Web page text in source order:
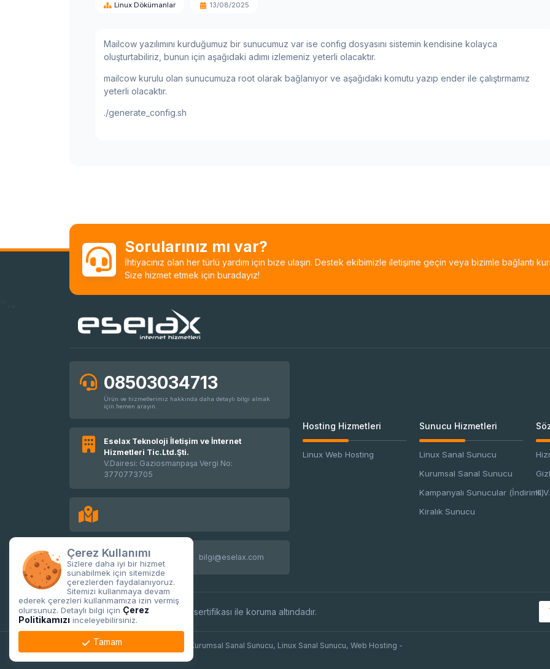
Linux Dökümanlar 13/08/2025
Mailcow yazılımını kurduğumuz bir sunucumuz var ise config dosyasını sistemin kendisine kolayca
oluşturtabiliriz, bunun için aşağıdaki adımı izlemeniz yeterli olacaktır.
mailcow kurulu olan sunucumuza root olarak bağlanıyor ve aşağıdaki komutu yazıp ender ile çalıştırmamız
yeterli olacaktır.
./generate_config.sh
Sorularınız mı var?
İhtiyacınız olan her türlü yardım için bize ulaşın. Destek ekibimizle iletişime geçin veya bizimle bağlantı
Size hizmet etmek için buradayız!
08503034713
Ürün ve hizmetlerimiz hakkında daha detaylı bilgi almak
için hemen arayın.
Eselax Teknoloji İletişim ve İnternet
Hizmetleri Tic.Ltd.Şti.
V.Dairesi: Gaziosmanpaşa Vergi No:
3770773705
08503034713 bilgi@eselax.com
Hosting Hizmetleri
Linux Web Hosting
Sunucu Hizmetleri
Linux Sanal Sunucu
Kurumsal Sanal Sunucu
Kampanyalı Sunucular (İndirimli)
Kiralık Sunucu
Tüm işlemleriniz256Bit SSL sertifikası ile koruma altındadır.
Copyright © 2026 Sanal Sunucu, Kurumsal Sanal Sunucu, Linux Sanal Sunucu, Web Hosting -
Çerez Kullanımı
Sizlere daha iyi bir hizmet
sunabilmek için sitemizde
çerezlerden faydalanıyoruz.
Sitemizi kullanmaya devam
ederek çerezleri kullanmamıza izin vermiş
olursunuz. Detaylı bilgi için Çerez
Politikamızı inceleyebilirsiniz.
Tamam